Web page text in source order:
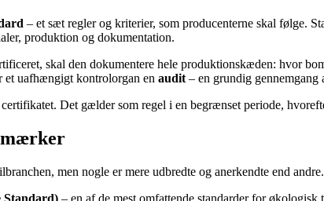
– et sæt regler og kriterier, som producenterne skal følge.
produktion og dokumentation.
skal den dokumentere hele produktionskæden: hvor
et uafhængigt kontrolorgan en audit– en grundig gennemgang
Det gælder som regel i en begrænset periode,
mærker
men nogle er mere udbredte og anerkendte end